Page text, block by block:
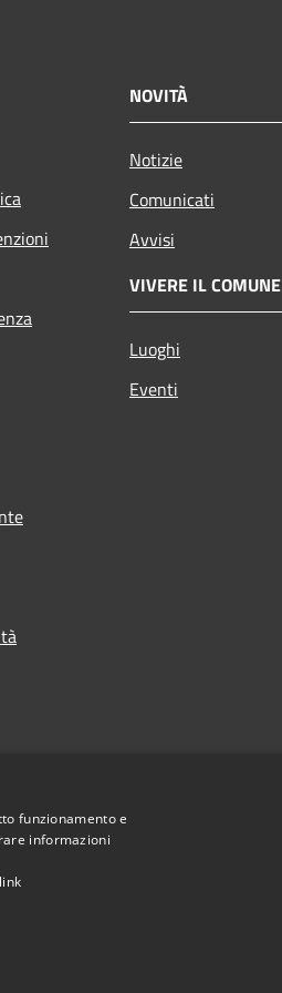
NOVITÀ
Notizie
Comunicati
Avvisi
VIVERE IL COMUNE
Luoghi
Eventi
di Ortezzano • Powered by
funzionamento e
informazioni
link